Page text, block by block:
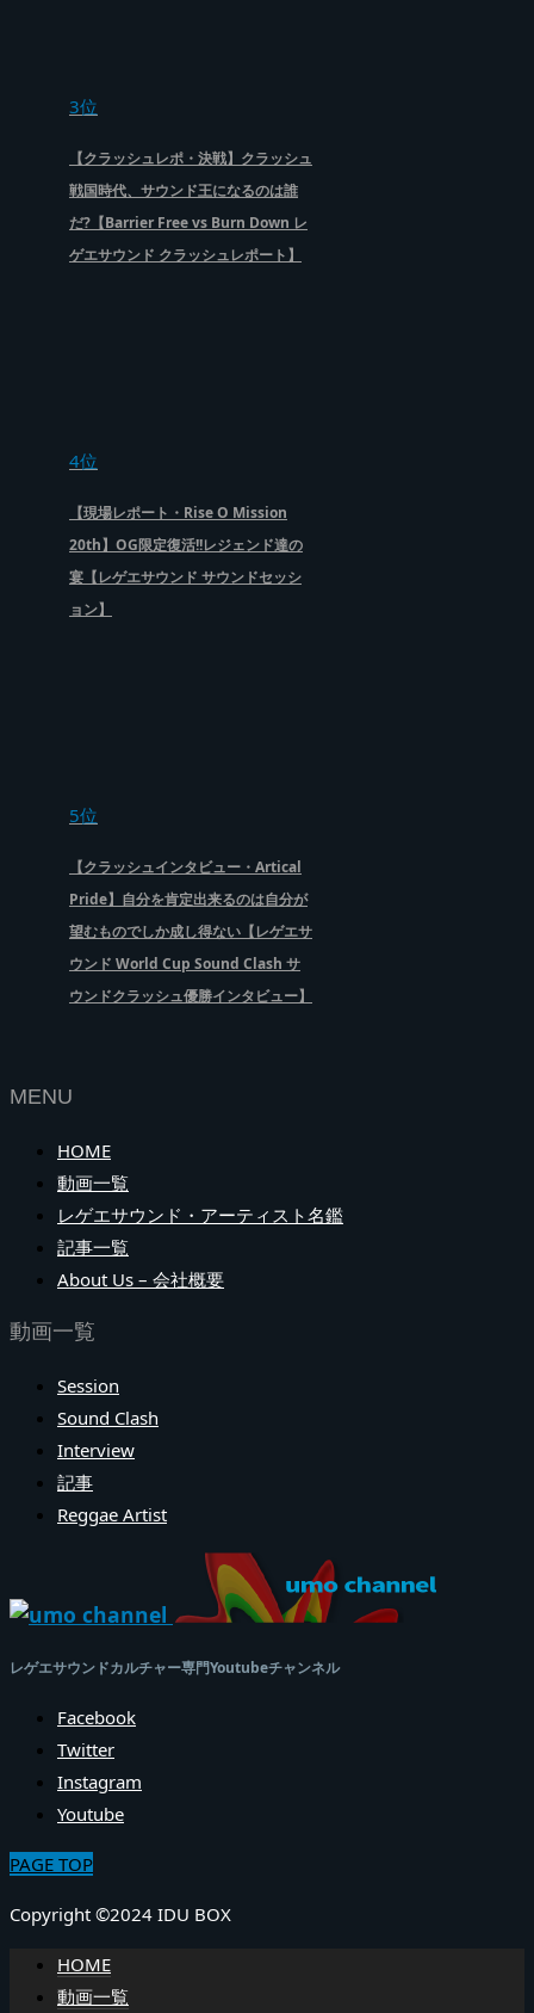
3位
【クラッシュレポ・決戦】クラッシュ
戦国時代、サウンド王になるのは誰
だ?【Barrier Free vs Burn Down レ
ゲエサウンド クラッシュレポート】
4位
【現場レポート・Rise O Mission
20th】OG限定復活!!レジェンド達の
宴【レゲエサウンド サウンドセッシ
ョン】
5位
【クラッシュインタビュー・Artical
Pride】自分を肯定出来るのは自分が
望むものでしか成し得ない【レゲエサ
ウンド World Cup Sound Clash サ
ウンドクラッシュ優勝インタビュー】
MENU
HOME
動画一覧
レゲエサウンド・アーティスト名鑑
記事一覧
About Us – 会社概要
動画一覧
Session
Sound Clash
Interview
記事
Reggae Artist
レゲエサウンドカルチャー専門Youtubeチャンネル
Facebook
Twitter
Instagram
Youtube
PAGE TOP
Copyright ©2024 IDU BOX
HOME
動画一覧